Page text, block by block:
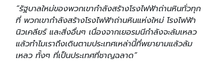
“รัฐบาลใหม่ของพวกเขากำลังสร้างโรงไฟฟ้าถ่านหินทั่วทุก
ที่ พวกเขากำลังสร้างโรงไฟฟ้าถ่านหินแห่งใหม่ โรงไฟฟ้า
นิวเคลียร์ และสิ่งอื่นๆ เนื่องจากเยอรมนีกำลังจะล้มเหลว
แล้วทำไมเราถึงเดินตามประเทศเหล่านี้ที่พยายามแล้วล้ม
เหลว ทั้งๆ ที่เป็นประเทศที่ชาญฉลาด”